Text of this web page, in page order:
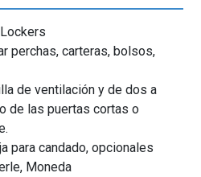
perchas, carteras, bolsos,
de ventilación y de dos a
de las puertas cortas o
para candado, opcionales
Moneda